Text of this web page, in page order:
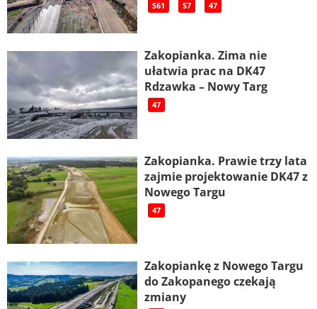
S61 S7 47
Zakopianka. Zima nie
ułatwia prac na DK47
Rdzawka – Nowy Targ
47
Zakopianka. Prawie trzy lata
zajmie projektowanie DK47 z
Nowego Targu
47
Zakopiankę z Nowego Targu
do Zakopanego czekają
zmiany